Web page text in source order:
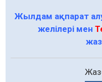
Жылдам ақпарат
желілері мен